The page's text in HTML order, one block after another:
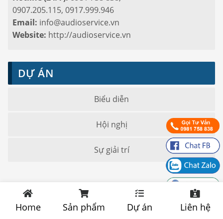
Home Sản phẩm Dự án Liên hệ
0907.205.115, 0917.999.946
Email: info@audioservice.vn
Website: http://audioservice.vn
DỰ ÁN
Biểu diễn
Hội nghị
Sự giải trí